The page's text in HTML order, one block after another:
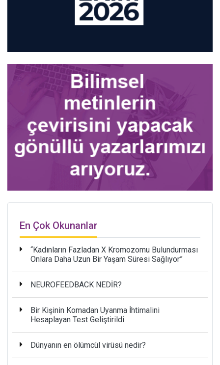
En Çok Okunanlar
“Kadınların Fazladan X Kromozomu Bulundurması
Onlara Daha Uzun Bir Yaşam Süresi Sağlıyor”
NEUROFEEDBACK NEDİR?
Bir Kişinin Komadan Uyanma İhtimalini
Hesaplayan Test Geliştirildi
Dünyanın en ölümcül virüsü nedir?